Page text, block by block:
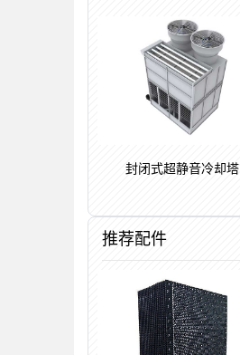
封闭式超静音冷却塔
推荐配件